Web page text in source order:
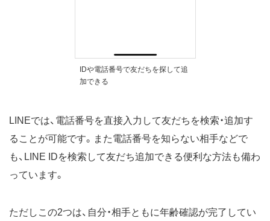
IDや電話番号で友だちを探して追
加できる
LINEでは、電話番号を直接入力して友だちを検索・追加す
ることが可能です。また電話番号を知らない相手などで
も、LINE IDを検索して友だち追加できる便利な方法も備わ
っています。
ただしこの2つは、自分・相手ともに年齢確認が完了してい